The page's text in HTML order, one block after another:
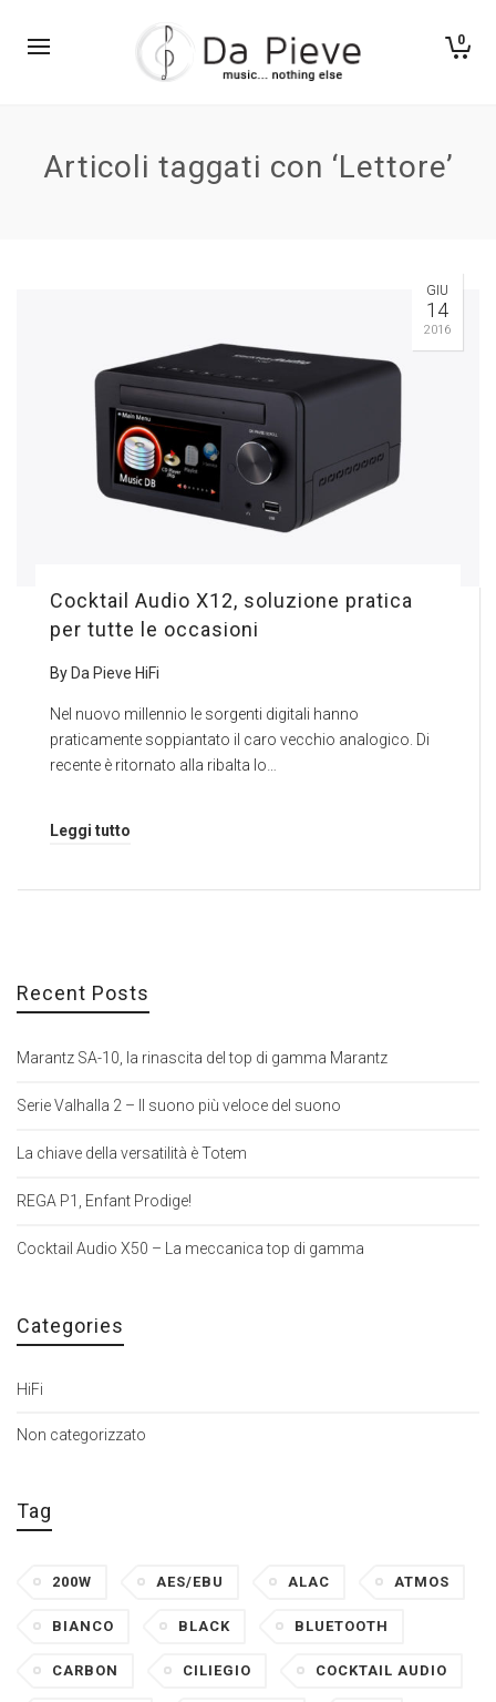
0
Articoli taggati con ‘Lettore’
GIU
14
2016
Cocktail Audio X12, soluzione pratica
per tutte le occasioni
By Da Pieve HiFi
Nel nuovo millennio le sorgenti digitali hanno
praticamente soppiantato il caro vecchio analogico. Di
recente è ritornato alla ribalta lo…
Leggi tutto
Recent Posts
Marantz SA-10, la rinascita del top di gamma Marantz
Serie Valhalla 2 – Il suono più veloce del suono
La chiave della versatilità è Totem
REGA P1, Enfant Prodige!
Cocktail Audio X50 – La meccanica top di gamma
Categories
HiFi
Non categorizzato
Tag
200W AES/EBU ALAC ATMOS
BIANCO BLACK BLUETOOTH
CARBON CILIEGIO COCKTAIL AUDIO